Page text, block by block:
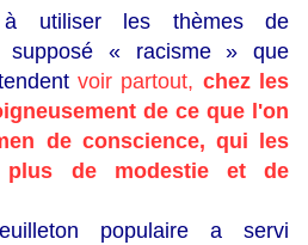
utiliser les thèmes de
supposé « racisme » que
voir partout, chez les
de ce que l'on
de conscience, qui les
de modestie et de
populaire a servi